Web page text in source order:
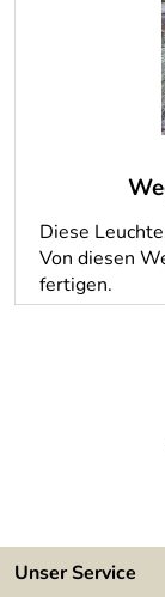
Diese
Von diesen
fertigen.
Unser Service